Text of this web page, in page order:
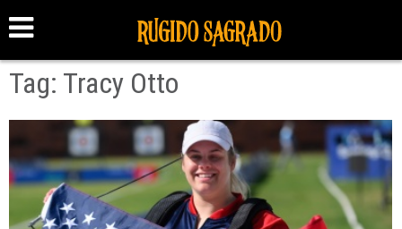
Tag: Tracy Otto